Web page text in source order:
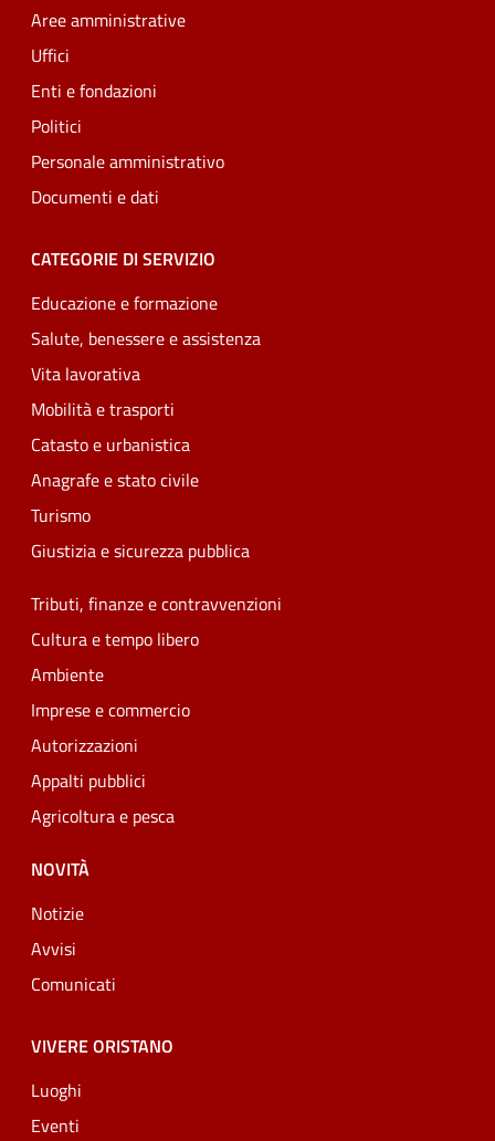
Aree amministrative
Uffici
Enti e fondazioni
Politici
Personale amministrativo
Documenti e dati
CATEGORIE DI SERVIZIO
Educazione e formazione
Salute, benessere e assistenza
Vita lavorativa
Mobilità e trasporti
Catasto e urbanistica
Anagrafe e stato civile
Turismo
Giustizia e sicurezza pubblica
Tributi, finanze e contravvenzioni
Cultura e tempo libero
Ambiente
Imprese e commercio
Autorizzazioni
Appalti pubblici
Agricoltura e pesca
NOVITÀ
Notizie
Avvisi
Comunicati
VIVERE ORISTANO
Luoghi
Eventi